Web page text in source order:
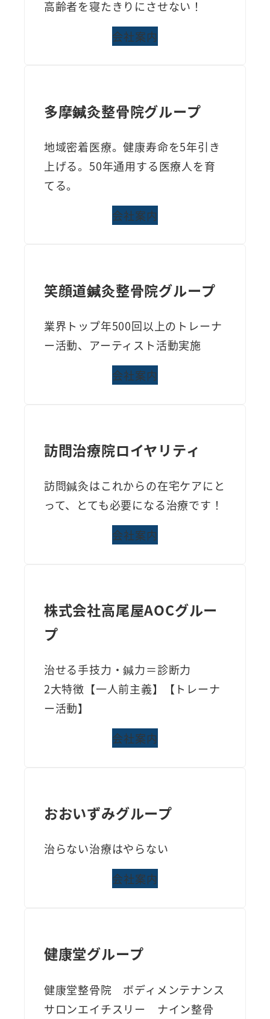
高齢者を寝たきりにさせない！
会社案内
多摩鍼灸整骨院グループ
地域密着医療。健康寿命を5年引き
上げる。50年通用する医療人を育
てる。
会社案内
笑顔道鍼灸整骨院グループ
業界トップ年500回以上のトレーナ
ー活動、アーティスト活動実施
会社案内
訪問治療院ロイヤリティ
訪問鍼灸はこれからの在宅ケアにと
って、とても必要になる治療です！
会社案内
株式会社高尾屋AOCグルー
プ
治せる手技力・鍼力＝診断力
2大特徴【一人前主義】【トレーナ
ー活動】
会社案内
おおいずみグループ
治らない治療はやらない
会社案内
健康堂グループ
健康堂整骨院 ボディメンテナンス
サロンエイチスリー ナイン整骨